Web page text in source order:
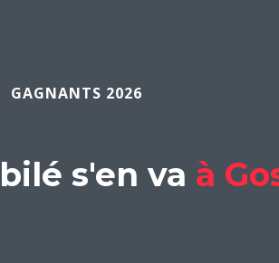
GAGNANTS 2026
s'en va à